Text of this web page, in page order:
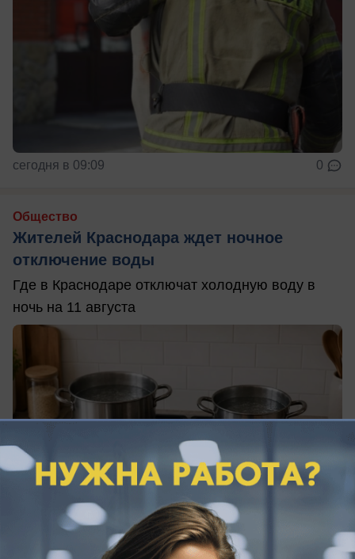
сегодня в 09:09 0
Общество
Жителей Краснодара ждет ночное
отключение воды
Где в Краснодаре отключат холодную воду в
ночь на 11 августа